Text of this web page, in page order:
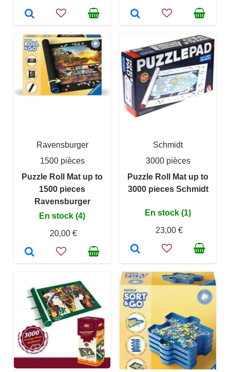
Ravensburger
1500 pièces
Puzzle Roll Mat up to
1500 pieces
Ravensburger
En stock (4)
20,00 €
Schmidt
3000 pièces
Puzzle Roll Mat up to
3000 pieces Schmidt
En stock (1)
23,00 €